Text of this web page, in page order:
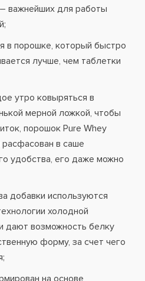
важнейших для работы
в порошке, который быстро
лучше, чем таблетки
утро ковыряться в
мерной ложкой, чтобы
порошок Pure Whey
в саше
удобства, его даже можно
добавки используются
холодной
дают возможность белку
форму, за счет чего
на основе